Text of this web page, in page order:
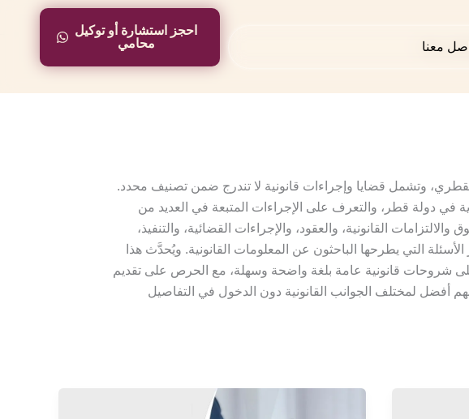
معنا
احجز استشارة أو توكيل
محامي
معنا
احجز استشارة أو توكيل
محامي
وتشمل قضايا وإجراءات قانونية لا تندرج ضمن تصنيف محدد.
في دولة قطر، والتعرف على الإجراءات المتبعة في العديد من
القانونية، والعقود، والإجراءات القضائية، والتنفيذ،
التي يطرحها الباحثون عن المعلومات القانونية. ويُحدَّث هذا
شروحات قانونية عامة بلغة واضحة وسهلة، مع الحرص على تقديم
أفضل لمختلف الجوانب القانونية دون الدخول في التفاصيل